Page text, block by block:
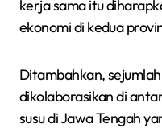
kerja sama itu
ekonomi di kedua
Ditambahkan,
dikolaborasikan di
susu di Jawa Tengah